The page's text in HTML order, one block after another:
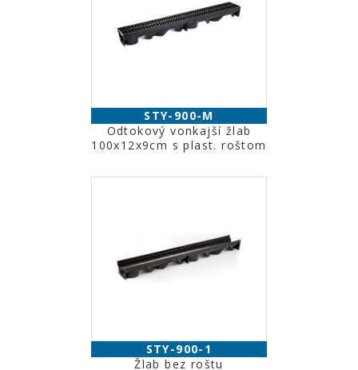
STY-900-M
Odtokový vonkajší žlab
100x12x9cm s plast. roštom
STY-900-1
Žlab bez roštu